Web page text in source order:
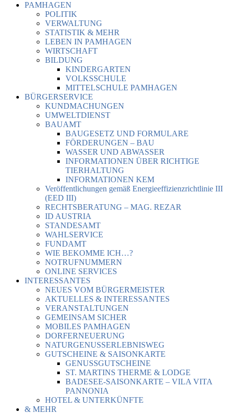
PAMHAGEN
POLITIK
VERWALTUNG
STATISTIK & MEHR
LEBEN IN PAMHAGEN
WIRTSCHAFT
BILDUNG
KINDERGARTEN
VOLKSSCHULE
MITTELSCHULE PAMHAGEN
BÜRGERSERVICE
KUNDMACHUNGEN
UMWELTDIENST
BAUAMT
BAUGESETZ UND FORMULARE
FÖRDERUNGEN – BAU
WASSER UND ABWASSER
INFORMATIONEN ÜBER RICHTIGE
TIERHALTUNG
INFORMATIONEN KEM
Veröffentlichungen gemäß Energieeffizienzrichtlinie III
(EED III)
RECHTSBERATUNG – MAG. REZAR
ID AUSTRIA
STANDESAMT
WAHLSERVICE
FUNDAMT
WIE BEKOMME ICH…?
NOTRUFNUMMERN
ONLINE SERVICES
INTERESSANTES
NEUES VOM BÜRGERMEISTER
AKTUELLES & INTERESSANTES
VERANSTALTUNGEN
GEMEINSAM SICHER
MOBILES PAMHAGEN
DORFERNEUERUNG
NATURGENUSSERLEBNISWEG
GUTSCHEINE & SAISONKARTE
GENUSSGUTSCHEINE
ST. MARTINS THERME & LODGE
BADESEE-SAISONKARTE – VILA VITA
PANNONIA
HOTEL & UNTERKÜNFTE
& MEHR